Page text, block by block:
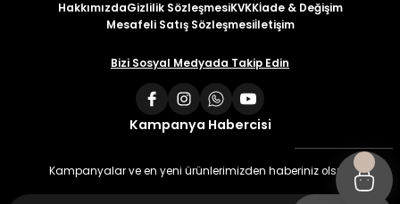
HakkımızdaGizlilik SözleşmesiKVKKİade & Değişim
Mesafeli Satış Sözleşmesiİletişim
Bizi Sosyal Medyada Takip Edin
Kampanya Habercisi
Kampanyalar ve en yeni ürünlerimizden haberiniz olsun